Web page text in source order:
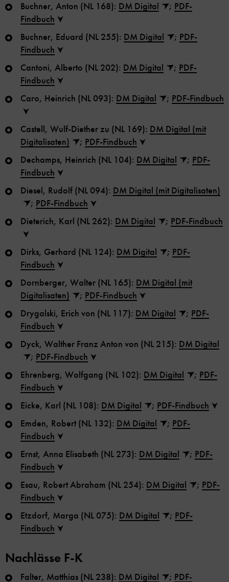
Buchner, Anton (NL 168): DM Digital ; PDF-
Findbuch
Buchner, Eduard (NL 255): DM Digital ; PDF-
Findbuch
Cantoni, Alberto (NL 202): DM Digital ; PDF-
Findbuch
Caro, Heinrich (NL 093): DM Digital ; PDF-Findbuch
Castell, Wulf-Diether zu (NL 169): DM Digital (mit
Digitalisaten)
; PDF-Findbuch
Dechamps, Heinrich (NL 104): DM Digital ; PDF-
Findbuch
Diesel, Rudolf (NL 094): DM Digital (mit Digitalisaten)
; PDF-Findbuch
Dieterich, Karl (NL 262): DM Digital ; PDF-Findbuch
Dirks, Gerhard (NL 124): DM Digital ; PDF-
Findbuch
Dornberger, Walter (NL 165): DM Digital (mit
Digitalisaten)
; PDF-Findbuch
Drygalski, Erich von (NL 117): DM Digital ; PDF-
Findbuch
Dyck, Walther Franz Anton von (NL 215): DM Digital
; PDF-Findbuch
Ehrenberg, Wolfgang (NL 102): DM Digital ; PDF-
Findbuch
Eicke, Karl (NL 108): DM Digital ; PDF-Findbuch
Emden, Robert (NL 132): DM Digital ; PDF-
Findbuch
Ernst, Anna Elisabeth (NL 273): DM Digital ; PDF-
Findbuch
Esau, Robert Abraham (NL 254): DM Digital ; PDF-
Findbuch
Etzdorf, Marga (NL 075): DM Digital ; PDF-
Findbuch
Nachlässe F-K
Falter, Matthias (NL 238): DM Digital ; PDF-